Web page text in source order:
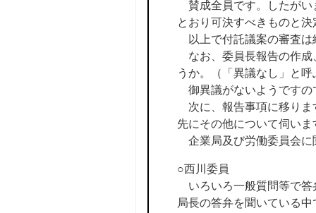
賛成全員です。したがい
とおり可決すべきものと
以上で付託議案の審査は
なお、委員長報告の作成
うか。（「異議なし」と
御異議がないようですの
次に、報告事項に移りま
先にその他について伺いま
企業局及び労働委員会に
○西川委員
いろいろ一般質問等で答
局長の答弁を聞いている